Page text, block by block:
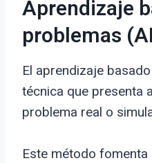
Aprendizaje
problemas
El aprendizaje
técnica que presenta
problema real o
Este método